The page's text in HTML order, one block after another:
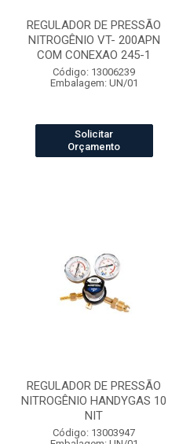
REGULADOR DE PRESSÃO
NITROGÊNIO VT- 200APN
COM CONEXAO 245-1
Código: 13006239
Embalagem: UN/01
Solicitar
Orçamento
REGULADOR DE PRESSÃO
NITROGÊNIO HANDYGAS 10
NIT
Código: 13003947